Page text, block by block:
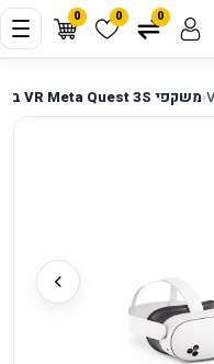
0 0 0
‹משקפי VR Meta Quest 3S בנפח 128GB